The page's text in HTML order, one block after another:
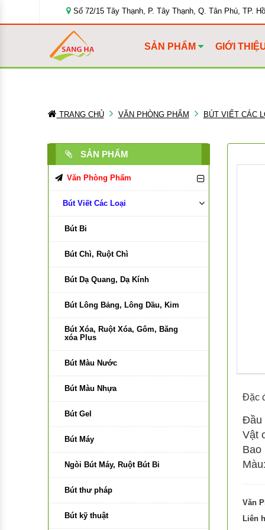
Số 72/15 Tây Thạnh, P. Tây Thạnh, Q. Tân Phú, TP.
SẢN PHẨM GIỚI
TRANG CHỦ VĂN PHÒNG PHẨM BÚT VIẾT CÁC
SẢN PHẨM
Văn Phòng Phẩm
Bút Viết Các Loại
Bút Bi
Bút Chì, Ruột Chì
Bút Dạ Quang, Dạ Kính
Bút Lông Bảng, Lông Dầu, Kim
Bút Xóa, Ruột Xóa, Gôm, Băng
xóa Plus
Bút Màu Nước
Bút Màu Nhựa
Bút Gel
Bút Máy
Ngòi Bút Máy, Ruột Bút Bi
Bút thư pháp
Bút kỹ thuật
Đặc
Đầu
Vật
Bao
Văn
Liên